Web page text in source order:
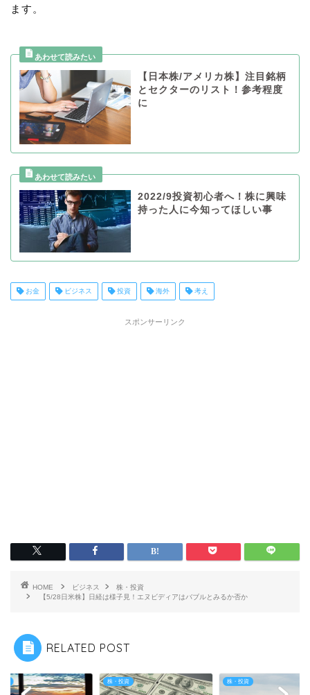
ます。
【日本株/アメリカ株】注目銘柄
とセクターのリスト！参考程度
に
2022/9投資初心者へ！株に興味
持った人に今知ってほしい事
お金 ビジネス 投資 海外 考え
スポンサーリンク
HOME ビジネス
株・投資
【5/28日米株】日経は様子見！エヌビディアはバブルとみるか否か
RELATED POST
株・投資 株・投資